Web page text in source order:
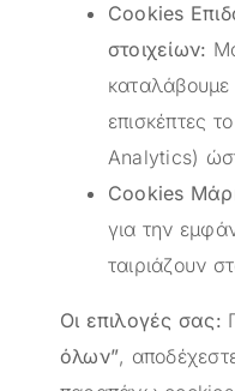
Cookies
στοιχείων:
καταλάβουμε
επισκέπτες
Analytics)
Cookies
για την
ταιριάζουν
Οι επιλογές σας:
όλων”,